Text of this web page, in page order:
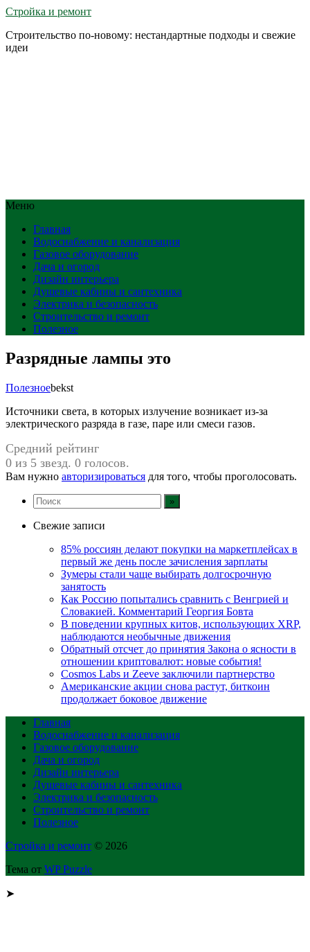
Стройка и ремонт
Строительство по-новому: нестандартные подходы и свежие
идеи
Меню
Главная
Водоснабжение и канализация
Газовое оборудование
Дача и огород
Дизайн интерьера
Душевые кабины и сантехника
Электрика и безопасность
Строительство и ремонт
Полезное
Разрядные лампы это
Полезноеbekst
Источники света, в которых излучение возникает из-за
электрического разряда в газе, паре или смеси газов.
Средний рейтинг
0 из 5 звезд. 0 голосов.
Вам нужно авторизироваться для того, чтобы проголосовать.
Свежие записи
85% россиян делают покупки на маркетплейсах в
первый же день после зачисления зарплаты
Зумеры стали чаще выбирать долгосрочную
занятость
Как Россию попытались сравнить с Венгрией и
Словакией. Комментарий Георгия Бовта
В поведении крупных китов, использующих XRP,
наблюдаются необычные движения
Обратный отсчет до принятия Закона о ясности в
отношении криптовалют: новые события!
Cosmos Labs и Zeeve заключили партнерство
Американские акции снова растут, биткоин
продолжает боковое движение
Главная
Водоснабжение и канализация
Газовое оборудование
Дача и огород
Дизайн интерьера
Душевые кабины и сантехника
Электрика и безопасность
Строительство и ремонт
Полезное
Стройка и ремонт © 2026
Тема от WP Puzzle
➤